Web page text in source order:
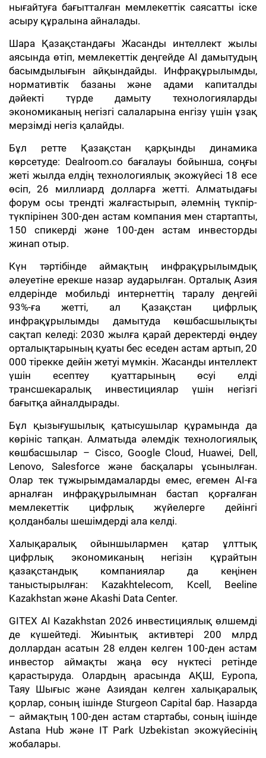
нығайтуға бағытталған мемлекеттік саясатты іске
асыру құралына айналады.
Шара Қазақстандағы Жасанды интеллект жылы
аясында өтіп, мемлекеттік деңгейде AI дамытудың
басымдылығын айқындайды. Инфрақұрылымды,
нормативтік базаны және адами капиталды
дәйекті түрде дамыту технологияларды
экономиканың негізгі салаларына енгізу үшін ұзақ
мерзімді негіз қалайды.
Бұл ретте Қазақстан қарқынды динамика
көрсетуде: Dealroom.co бағалауы бойынша, соңғы
жеті жылда елдің технологиялық экожүйесі 18 есе
өсіп, 26 миллиард долларға жетті. Алматыдағы
форум осы трендті жалғастырып, әлемнің түкпір-
түкпірінен 300-ден астам компания мен стартапты,
150 спикерді және 100-ден астам инвесторды
жинап отыр.
Күн тәртібінде аймақтың инфрақұрылымдық
әлеуетіне ерекше назар аударылған. Орталық Азия
елдерінде мобильді интернеттің таралу деңгейі
93%-ға жетті, ал Қазақстан цифрлық
инфрақұрылымды дамытуда көшбасшылықты
сақтап келеді: 2030 жылға қарай деректерді өңдеу
орталықтарының қуаты бес еседен астам артып, 20
000 тірекке дейін жетуі мүмкін. Жасанды интеллект
үшін есептеу қуаттарының өсуі елді
трансшекаралық инвестициялар үшін негізгі
бағытқа айналдырады.
Бұл қызығушылық қатысушылар құрамында да
көрініс тапқан. Алматыда әлемдік технологиялық
көшбасшылар – Cisco, Google Cloud, Huawei, Dell,
Lenovo, Salesforce және басқалары ұсынылған.
Олар тек тұжырымдамаларды емес, егемен AI-ға
арналған инфрақұрылымнан бастап қорғалған
мемлекеттік цифрлық жүйелерге дейінгі
қолданбалы шешімдерді ала келді.
Халықаралық ойыншылармен қатар ұлттық
цифрлық экономиканың негізін құрайтын
қазақстандық компаниялар да кеңінен
таныстырылған: Kazakhtelecom, Kcell, Beeline
Kazakhstan және Akashi Data Center.
GITEX AI Kazakhstan 2026 инвестициялық өлшемді
де күшейтеді. Жиынтық активтері 200 млрд
доллардан асатын 28 елден келген 100-ден астам
инвестор аймақты жаңа өсу нүктесі ретінде
қарастыруда. Олардың арасында АҚШ, Еуропа,
Таяу Шығыс және Азиядан келген халықаралық
қорлар, соның ішінде Sturgeon Capital бар. Назарда
– аймақтың 100-ден астам стартабы, соның ішінде
Astana Hub және IT Park Uzbekistan экожүйесінің
жобалары.